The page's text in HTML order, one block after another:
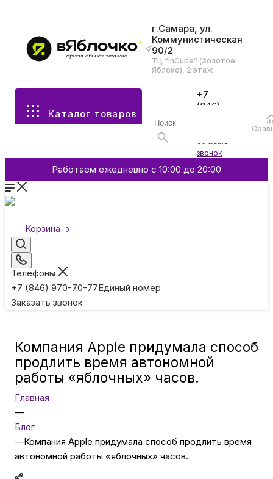
г.Самара, ул.
Коммунистическая
90/2
ТЦ “InCube” (Золотое
Яблоко), 2 этаж
Каталог товаров
+7
(846)
Заказать
звонок
Работаем ежедневно с 10:00 до 20:00
Корзина 0
Телефоны
+7 (846) 970-70-77Единый номер
Заказать звонок
Все разделы каталога
Аксессуары
Смартфоны и гаджеты
Умные кольца
Компания Apple придумала способ
продлить время автономной
работы «яблочных» часов.
Главная
—
Блог
—Компания Apple придумала способ продлить время
автономной работы «яблочных» часов.